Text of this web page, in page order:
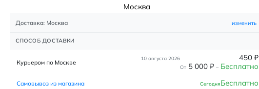
Москва
Доставка: Москва изменить
СПОСОБ ДОСТАВКИ
Курьером по Москве 10 августа 2026 450 ₽
От 5 000 ₽ – Бесплатно
Самовывоз из магазина СегодняБесплатно